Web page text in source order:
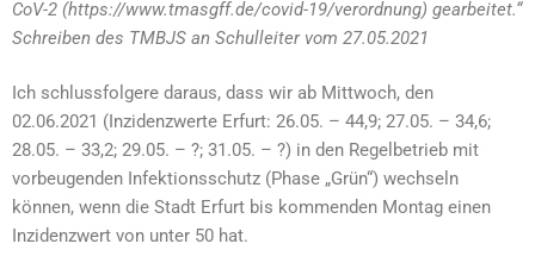
CoV-2 (https://www.tmasgff.de/covid-19/verordnung) gearbeitet.“
Schreiben des TMBJS an Schulleiter vom 27.05.2021
Ich schlussfolgere daraus, dass wir ab Mittwoch, den
02.06.2021 (Inzidenzwerte Erfurt: 26.05. – 44,9; 27.05. – 34,6;
28.05. – 33,2; 29.05. – ?; 31.05. – ?) in den Regelbetrieb mit
vorbeugenden Infektionsschutz (Phase „Grün“) wechseln
können, wenn die Stadt Erfurt bis kommenden Montag einen
Inzidenzwert von unter 50 hat.